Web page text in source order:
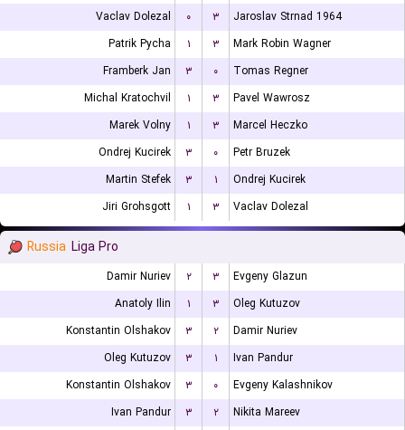
Vaclav Dolezal
۰ ۳
Jaroslav Strnad 1964
Patrik Pycha
۱ ۳
Mark Robin Wagner
Framberk Jan
۳ ۰
Tomas Regner
Michal Kratochvil
۱ ۳
Pavel Wawrosz
Marek Volny
۱ ۳
Marcel Heczko
Ondrej Kucirek
۳ ۰
Petr Bruzek
Martin Stefek
۳ ۱
Ondrej Kucirek
Jiri Grohsgott
۱ ۳ Vaclav Dolezal
Russia Liga Pro
Damir Nuriev ۲ ۳
Evgeny Glazun
Anatoly Ilin
۱ ۳
Oleg Kutuzov
Konstantin Olshakov
۳ ۲
Damir Nuriev
Oleg Kutuzov
۳ ۱
Ivan Pandur
Konstantin Olshakov
۳ ۰
Evgeny Kalashnikov
Ivan Pandur
۳ ۲
Nikita Mareev